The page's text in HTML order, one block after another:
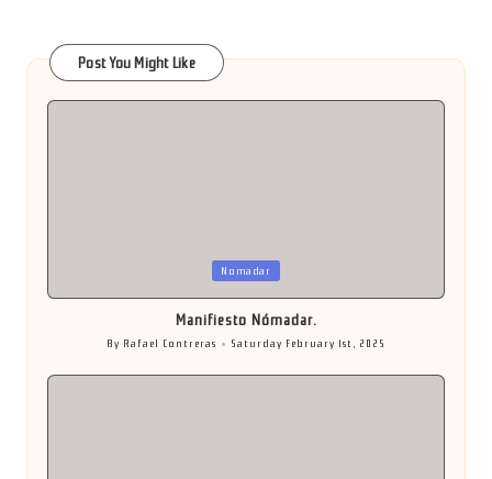
Post You Might Like
Nomadar
Manifiesto Nómadar.
Posted
by
By Rafael Contreras Saturday February 1st, 2025